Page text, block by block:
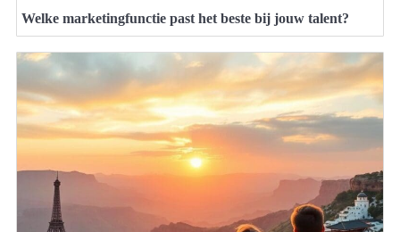
Welke marketingfunctie past het beste bij jouw talent?